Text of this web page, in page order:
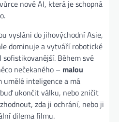
nové AI, která je schopná
vysláni do jihovýchodní Asie,
dominuje a vytváří robotické
Během své
nečekaného – malou
inteligence a má
ukončit válku, nebo zničit
zda ji ochrání, nebo ji
dilema filmu.